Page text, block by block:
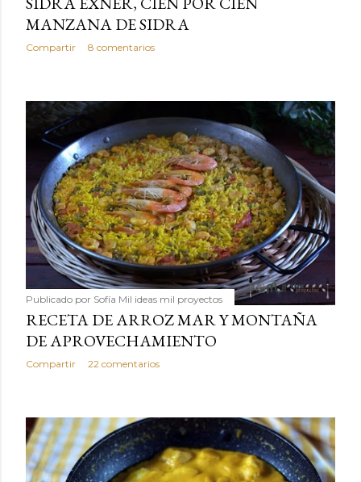
MANZANA DE SIDRA
Compartir 8 comentarios
Publicado por Sofía Mil ideas mil proyectos
RECETA DE ARROZ MAR Y MONTAÑA
DE APROVECHAMIENTO
Compartir 22 comentarios